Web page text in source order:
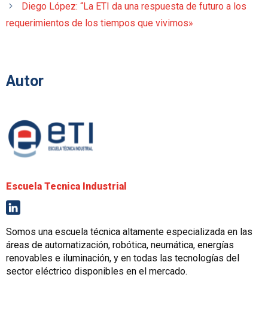
Diego López: “La ETI da una respuesta de futuro a los
requerimientos de los tiempos que vivimos»
Autor
Escuela Tecnica Industrial
Somos una escuela técnica altamente especializada en las
áreas de automatización, robótica, neumática, energías
renovables e iluminación, y en todas las tecnologías del
sector eléctrico disponibles en el mercado.